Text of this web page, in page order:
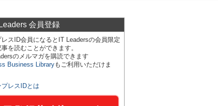
会員登録
スID会員になるとIT Leadersの会員限定
を読むことができます。
のメルマガを購読できます
Business Libraryもご利用いただけま
プレスIDとは